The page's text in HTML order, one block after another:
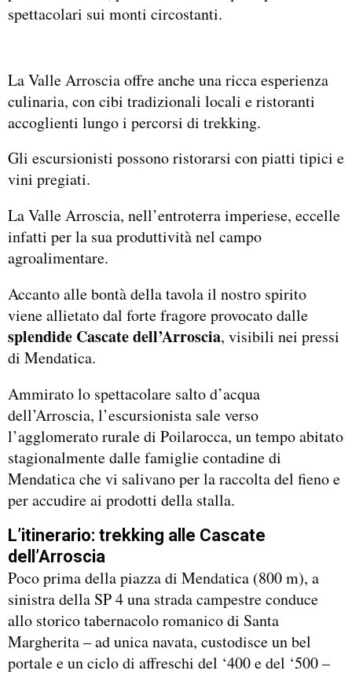
spettacolari sui monti circostanti.
La Valle Arroscia offre anche una ricca esperienza
culinaria, con cibi tradizionali locali e ristoranti
accoglienti lungo i percorsi di trekking.
Gli escursionisti possono ristorarsi con piatti tipici e
vini pregiati.
La Valle Arroscia, nell’entroterra imperiese, eccelle
infatti per la sua produttività nel campo
agroalimentare.
Accanto alle bontà della tavola il nostro spirito
viene allietato dal forte fragore provocato dalle
splendide Cascate dell’Arroscia, visibili nei pressi
di Mendatica.
Ammirato lo spettacolare salto d’acqua
dell’Arroscia, l’escursionista sale verso
l’agglomerato rurale di Poilarocca, un tempo abitato
stagionalmente dalle famiglie contadine di
Mendatica che vi salivano per la raccolta del fieno e
per accudire ai prodotti della stalla.
L’itinerario: trekking alle Cascate
dell’Arroscia
Poco prima della piazza di Mendatica (800 m), a
sinistra della SP 4 una strada campestre conduce
allo storico tabernacolo romanico di Santa
Margherita – ad unica navata, custodisce un bel
portale e un ciclo di affreschi del ‘400 e del ‘500 –